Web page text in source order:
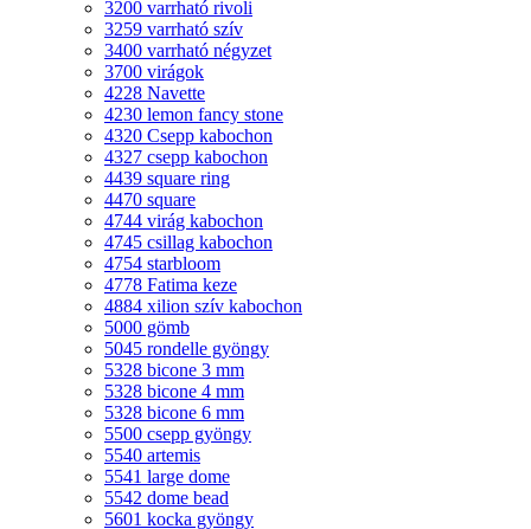
3200 varrható rivoli
3259 varrható szív
3400 varrható négyzet
3700 virágok
4228 Navette
4230 lemon fancy stone
4320 Csepp kabochon
4327 csepp kabochon
4439 square ring
4470 square
4744 virág kabochon
4745 csillag kabochon
4754 starbloom
4778 Fatima keze
4884 xilion szív kabochon
5000 gömb
5045 rondelle gyöngy
5328 bicone 3 mm
5328 bicone 4 mm
5328 bicone 6 mm
5500 csepp gyöngy
5540 artemis
5541 large dome
5542 dome bead
5601 kocka gyöngy